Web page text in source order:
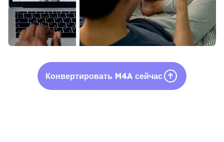
Конвертировать M4A сейчас